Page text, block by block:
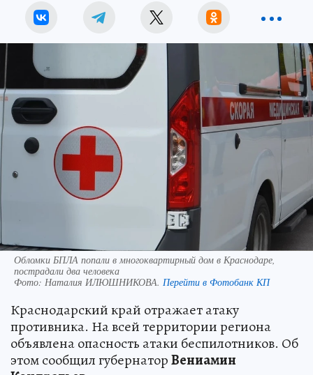
Обломки БПЛА попали в многоквартирный дом в Краснодаре,
пострадали два человека
Фото: Наталия ИЛЮШНИКОВА. Перейти в Фотобанк КП
Краснодарский край отражает атаку
противника. На всей территории региона
объявлена опасность атаки беспилотников. Об
этом сообщил губернаторВениамин